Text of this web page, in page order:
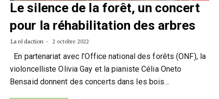
Le silence de la forêt, un concert
pour la réhabilitation des arbres
La rédaction 2 octobre 2022
En partenariat avec l’Office national des forêts (ONF), la
violoncelliste Olivia Gay et la pianiste Célia Oneto
Bensaid donnent des concerts dans les bois…